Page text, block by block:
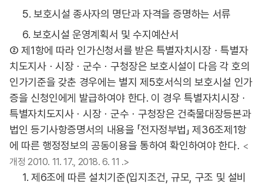
5. 보호시설 종사자의 명단과 자격을 증명하는 서류
6. 보호시설 운영계획서 및 수지예산서
② 제1항에 따라 인가신청서를 받은 특별자치시장ㆍ특별자
치도지사ㆍ시장ㆍ군수ㆍ구청장은 보호시설이 다음 각 호의
인가기준을 갖춘 경우에는 별지 제5호서식의 보호시설 인가
증을 신청인에게 발급하여야 한다. 이 경우 특별자치시장ㆍ
특별자치도지사ㆍ시장ㆍ군수ㆍ구청장은 건축물대장등본과
법인 등기사항증명서의 내용을 「전자정부법」 제36조제1항
에 따른 행정정보의 공동이용을 통하여 확인하여야 한다. <
개정 2010. 11. 17., 2018. 6. 11 .>
1. 제6조에 따른 설치기준(입지조건, 규모, 구조 및 설비